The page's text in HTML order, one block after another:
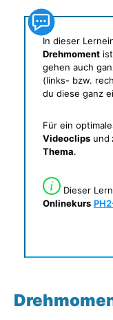
In dieser
Drehmoment
gehen auch
(links- bzw.
du diese ganz
Für ein
Videoclips und
Thema.
Dieser
Onlinekurs